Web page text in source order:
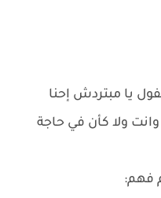
يا مبتردش إحنا
ولا كأن في حاجة
فهم: